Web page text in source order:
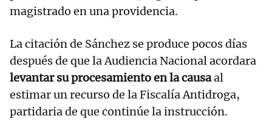
magistrado en una providencia.
La citación de Sánchez se produce pocos días
después de que la Audiencia Nacional acordara
levantar su procesamiento en la causaal
estimar un recurso de la Fiscalía Antidroga,
partidaria de que continúe la instrucción.